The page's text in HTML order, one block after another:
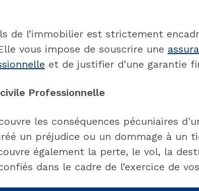
de l’immobilier est strictement
vous impose de souscrire une
et de justifier d’une garantie
Professionnelle
les conséquences pécuniaires
un préjudice ou un dommage à un
également la perte, le vol, la
dans le cadre de l’exercice de